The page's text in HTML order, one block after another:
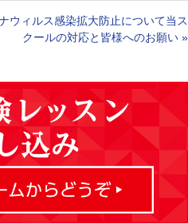
ウィルス感染拡大防止について当ス
クールの対応と皆様へのお願い »